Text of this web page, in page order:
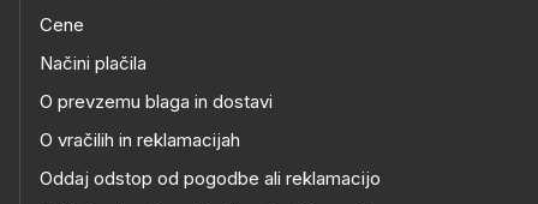
Cene
Načini plačila
O prevzemu blaga in dostavi
O vračilih in reklamacijah
Oddaj odstop od pogodbe ali reklamacijo